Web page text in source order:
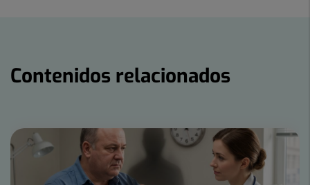
Contenidos relacionados